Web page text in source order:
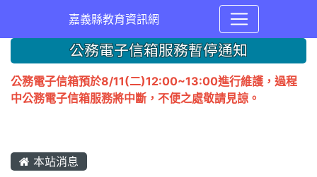
嘉義縣教育資訊網
公務電子信箱服務暫停通知
公務電子信箱預於8/11(二)12:00~13:00進行維護，過程
中公務電子信箱服務將中斷，不便之處敬請見諒。
本站消息